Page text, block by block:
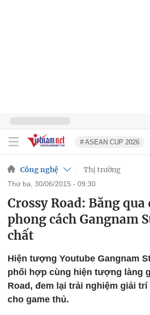
# ASEAN CUP 2026
Công nghệ Thị trường
thứ ba, 30/06/2015 - 09:30
Crossy Road: Băng
phong cách Gangnam
chất
Hiện tượng Youtube Gangnam
phối hợp cùng hiện tượng làng
Road, đem lại trải nghiệm giải
cho game thủ.